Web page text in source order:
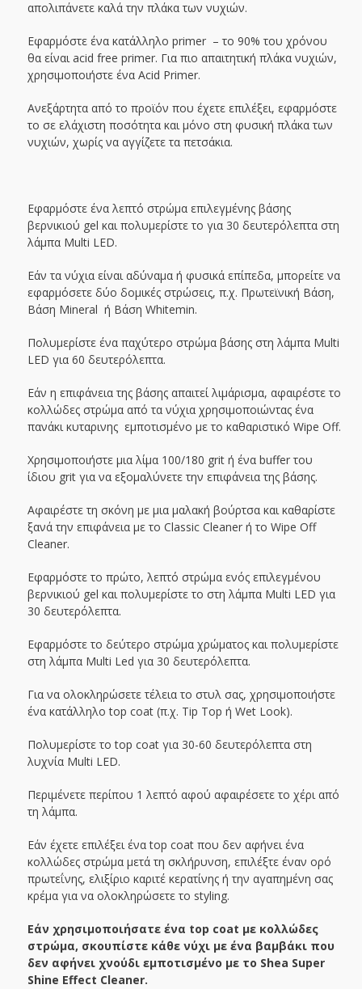
απολιπάνετε καλά την πλάκα των νυχιών.
Εφαρμόστε ένα κατάλληλο primer – το 90% του χρόνου
θα είναι acid free primer. Για πιο απαιτητική πλάκα νυχιών,
χρησιμοποιήστε ένα Acid Primer.
Ανεξάρτητα από το προϊόν που έχετε επιλέξει, εφαρμόστε
το σε ελάχιστη ποσότητα και μόνο στη φυσική πλάκα των
νυχιών, χωρίς να αγγίζετε τα πετσάκια.
Εφαρμόστε ένα λεπτό στρώμα επιλεγμένης βάσης
βερνικιού gel και πολυμερίστε το για 30 δευτερόλεπτα στη
λάμπα Multi LED.
Εάν τα νύχια είναι αδύναμα ή φυσικά επίπεδα, μπορείτε να
εφαρμόσετε δύο δομικές στρώσεις, π.χ. Πρωτεϊνική Βάση,
Βάση Mineral ή Βάση Whitemin.
Πολυμερίστε ένα παχύτερο στρώμα βάσης στη λάμπα Multi
LED για 60 δευτερόλεπτα.
Εάν η επιφάνεια της βάσης απαιτεί λιμάρισμα, αφαιρέστε το
κολλώδες στρώμα από τα νύχια χρησιμοποιώντας ένα
πανάκι κυταρινης εμποτισμένο με το καθαριστικό Wipe Off.
Χρησιμοποιήστε μια λίμα 100/180 grit ή ένα buffer του
ίδιου grit για να εξομαλύνετε την επιφάνεια της βάσης.
Αφαιρέστε τη σκόνη με μια μαλακή βούρτσα και καθαρίστε
ξανά την επιφάνεια με το Classic Cleaner ή το Wipe Off
Cleaner.
Εφαρμόστε το πρώτο, λεπτό στρώμα ενός επιλεγμένου
βερνικιού gel και πολυμερίστε το στη λάμπα Multi LED για
30 δευτερόλεπτα.
Εφαρμόστε το δεύτερο στρώμα χρώματος και πολυμερίστε
στη λάμπα Multi Led για 30 δευτερόλεπτα.
Για να ολοκληρώσετε τέλεια το στυλ σας, χρησιμοποιήστε
ένα κατάλληλο top coat (π.χ. Tip Top ή Wet Look).
Πολυμερίστε το top coat για 30-60 δευτερόλεπτα στη
λυχνία Multi LED.
Περιμένετε περίπου 1 λεπτό αφού αφαιρέσετε το χέρι από
τη λάμπα.
Εάν έχετε επιλέξει ένα top coat που δεν αφήνει ένα
κολλώδες στρώμα μετά τη σκλήρυνση, επιλέξτε έναν ορό
πρωτεΐνης, ελιξίριο καριτέ κερατίνης ή την αγαπημένη σας
κρέμα για να ολοκληρώσετε το styling.
Εάν χρησιμοποιήσατε ένα top coat με κολλώδες
στρώμα, σκουπίστε κάθε νύχι με ένα βαμβάκι που
δεν αφήνει χνούδι εμποτισμένο με το Shea Super
Shine Effect Cleaner.